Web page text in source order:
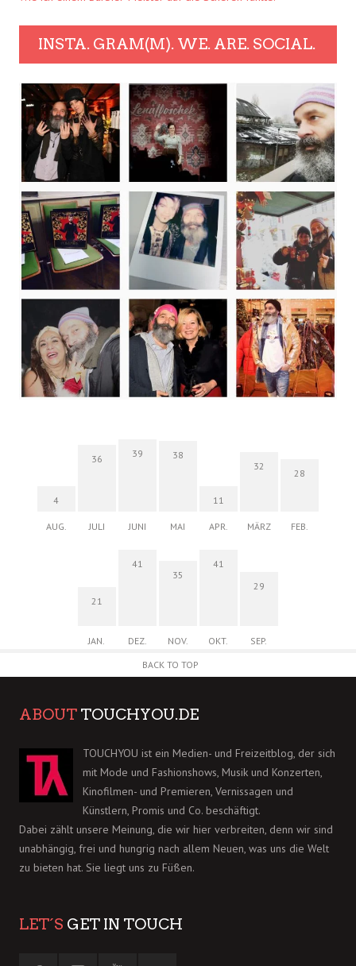
INSTA. GRAM(M). WE. ARE. SOCIAL.
4
AUG.
36
JULI
39
JUNI
38
MAI
11
APR.
32
MÄRZ
28
FEB.
21
JAN.
41
DEZ.
35
NOV.
41
OKT.
29
SEP.
BACK TO TOP
ABOUT TOUCHYOU.DE
TOUCHYOU ist ein Medien- und Freizeitblog, der sich
mit Mode und Fashionshows, Musik und Konzerten,
Kinofilmen- und Premieren, Vernissagen und
Künstlern, Promis und Co. beschäftigt.
Dabei zählt unsere Meinung, die wir hier verbreiten, denn wir sind
unabhängig, frei und hungrig nach allem Neuen, was uns die Welt
zu bieten hat. Sie liegt uns zu Füßen.
LET´S GET IN TOUCH